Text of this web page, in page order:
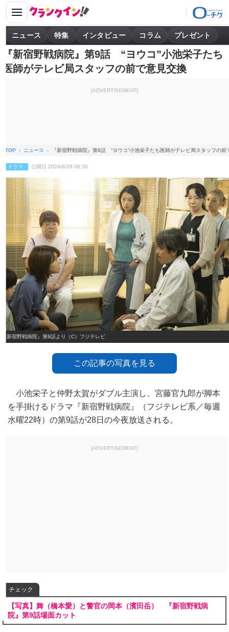
ニュース 特集 インタビュー コラム プレゼント
『新宿野戦病院』第9話 “ヨウコ”小池栄子たち
医師がテレビ局スタッフの前で意見交換
[ADVERTISEMENT]
TOP ニュース 『新宿野戦病院』第9話 “ヨウコ”小池栄子たち医師がテレビ局スタッフの前
ドラマ 公開日 2024/8/28 06:30
『新宿野戦病院』第9話より（C）フジテレビ
この記事の写真を見る
小池栄子と仲野太賀がダブル主演し、宮藤官九郎が脚本
を手掛けるドラマ『新宿野戦病院』（フジテレビ系／毎週
水曜22時）の第9話が28日の今夜放送される。
[ADVERTISEMENT]
チェック
【写真】舞（橋本愛）と警官の岡本（濱田岳） 『新宿野戦病
院』第9話場面カット